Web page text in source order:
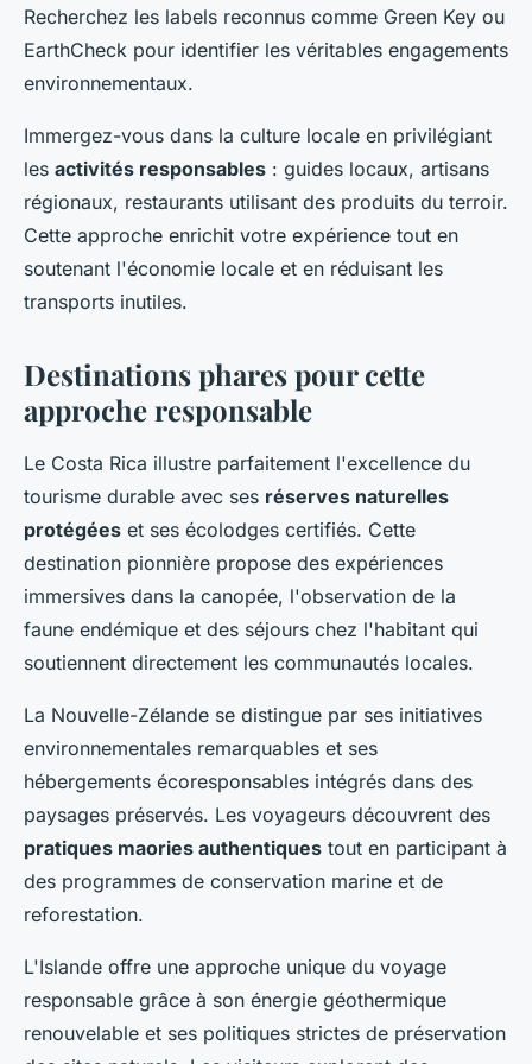
Recherchez les labels reconnus comme Green Key ou
EarthCheck pour identifier les véritables engagements
environnementaux.
Immergez-vous dans la culture locale en privilégiant
les activités responsables : guides locaux, artisans
régionaux, restaurants utilisant des produits du terroir.
Cette approche enrichit votre expérience tout en
soutenant l'économie locale et en réduisant les
transports inutiles.
Destinations phares pour cette
approche responsable
Le Costa Rica illustre parfaitement l'excellence du
tourisme durable avec ses réserves naturelles
protégées et ses écolodges certifiés. Cette
destination pionnière propose des expériences
immersives dans la canopée, l'observation de la
faune endémique et des séjours chez l'habitant qui
soutiennent directement les communautés locales.
La Nouvelle-Zélande se distingue par ses initiatives
environnementales remarquables et ses
hébergements écoresponsables intégrés dans des
paysages préservés. Les voyageurs découvrent des
pratiques maories authentiques tout en participant à
des programmes de conservation marine et de
reforestation.
L'Islande offre une approche unique du voyage
responsable grâce à son énergie géothermique
renouvelable et ses politiques strictes de préservation